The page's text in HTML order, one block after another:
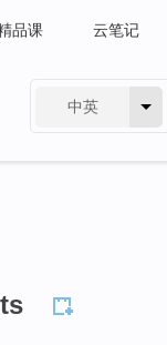
品课 云笔记
中英